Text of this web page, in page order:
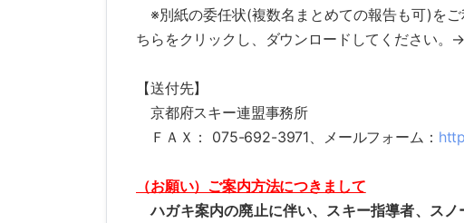
※別紙の委任状(複数名まとめての報告も可)を
ちらをクリックし、ダウンロードしてください
【送付先】
京都府スキー連盟事務所
ＦＡＸ： 075-692-3971、メールフォーム：
（お願い）ご案内方法につきまして
ハガキ案内の廃止に伴い、スキー指導者、ス